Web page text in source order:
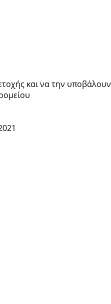
και να την υποβάλουν